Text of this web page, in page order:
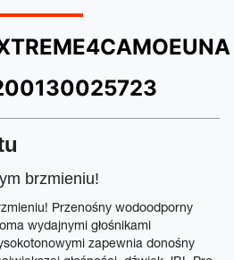
brzmieniu!
Przenośny wodoodporny
wydajnymi głośnikami
zapewnia donośny